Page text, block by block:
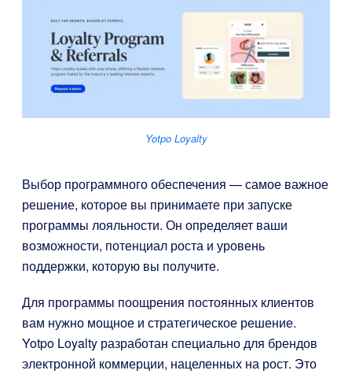
Yotpo Loyalty
Выбор программного обеспечения — самое важное
решение, которое вы принимаете при запуске
программы лояльности. Он определяет ваши
возможности, потенциал роста и уровень
поддержки, которую вы получите.
Для программы поощрения постоянных клиентов
вам нужно мощное и стратегическое решение.
Yotpo Loyalty разработан специально для брендов
электронной коммерции, нацеленных на рост. Это